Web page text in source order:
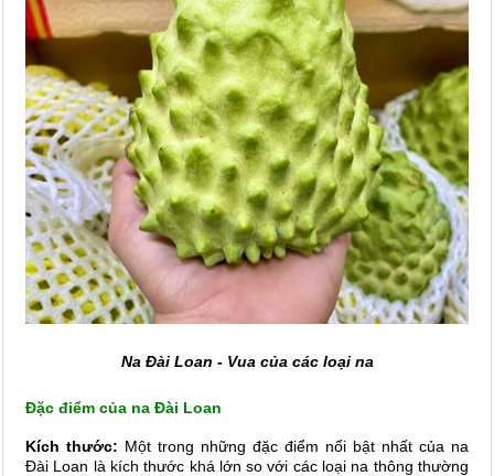
Na Đài Loan - Vua của các loại na
Đặc điểm của na Đài Loan
Kích thước: Một trong những đặc điểm nổi bật nhất của na
Đài Loan là kích thước khá lớn so với các loại na thông thường